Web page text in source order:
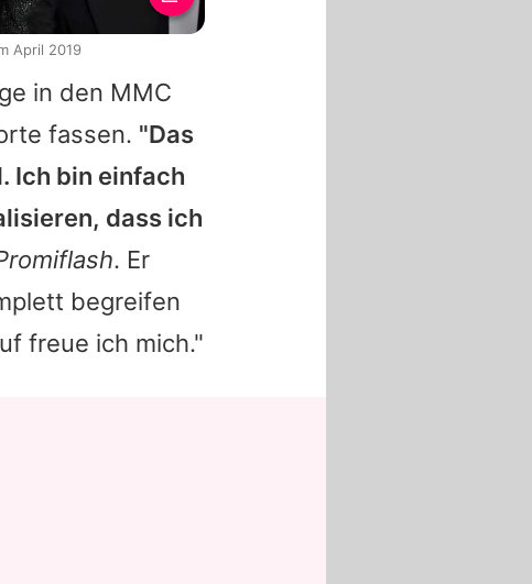
in den MMC
fassen. "Das
Ich bin einfach
dass ich
. Er
begreifen
freue ich mich."
April 2019